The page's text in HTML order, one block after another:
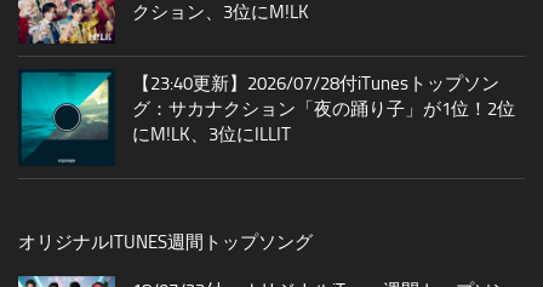
クション、3位にM!LK
【23:40更新】2026/07/28付iTunesトップソン
グ：サカナクション「夜の踊り子」が1位！2位
にM!LK、3位にILLIT
オリジナルITUNES週間トップソング